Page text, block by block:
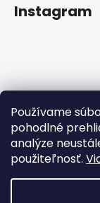
Používame
pohodlné
analýze
použiteľnosť.
Instagram